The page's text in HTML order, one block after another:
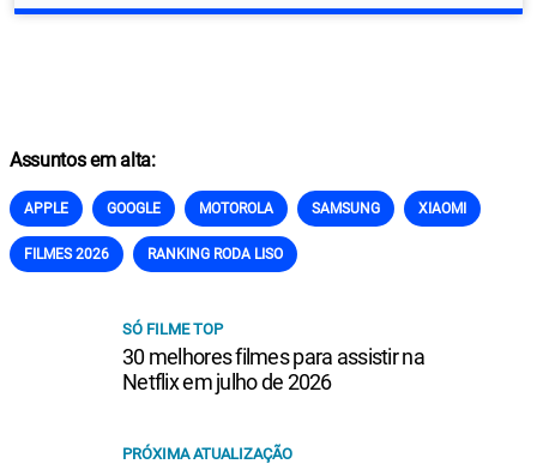
Assuntos em alta:
APPLE GOOGLE MOTOROLA SAMSUNG XIAOMI
FILMES 2026 RANKING RODA LISO
SÓ FILME TOP
30 melhores filmes para assistir na
Netflix em julho de 2026
PRÓXIMA ATUALIZAÇÃO